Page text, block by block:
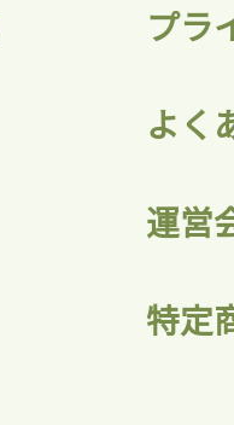
プラ
よく
運営
特定